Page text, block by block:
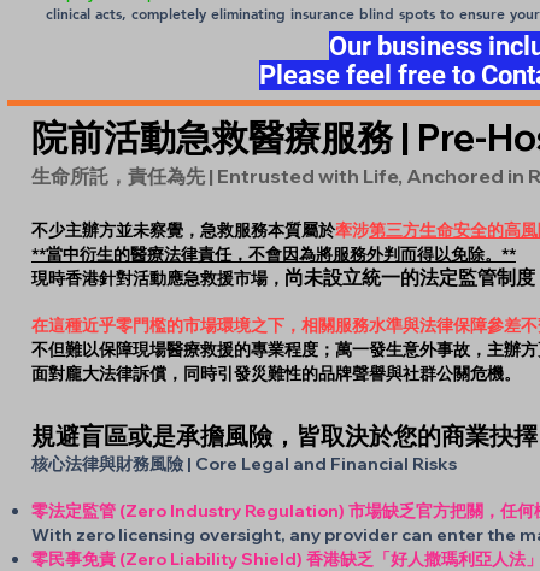
clinical acts, completely eliminating insurance blind spots to ensure
Our business
Please feel free to
院前活動急救醫療服務 | Pre-
生命所託，責任為先 | Entrusted with Life, Anchored in
不少主辦方並未察覺，急救服務本質屬於牽涉第三方生命安全的高
**當中衍生的醫療法律責任，不會因為將服務外判而得以免除。**
現時香港針對活動應急救援市場， 尚未設立統一的法定監管制
在這種近乎零門檻的市場環境之下，相關服務水準與法律保障參差
不但難以保障現場醫療救援的專業程度；萬一發生意外事故，主辦
面對龐大法律訴償，同時引發災難性的品牌聲譽與社群公關危機。
規避盲區或是承擔風險，皆取決於您的商業抉
核心法律與財務風險 | Core Legal and Financial Risks
零法定監管 (Zero Industry Regulation) 市場缺乏官方把關，任何
With zero licensing oversight, any provider can enter the
零民事免責 (Zero Liability Shield) 香港缺乏「好人撒瑪利亞人法